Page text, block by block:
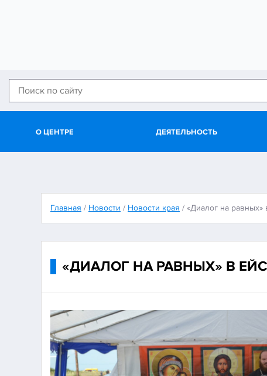
О ЦЕНТРЕ ДЕЯТЕЛЬНОСТЬ
Главная / Новости / Новости края / «Диалог на равных»
«ДИАЛОГ НА РАВНЫХ» В